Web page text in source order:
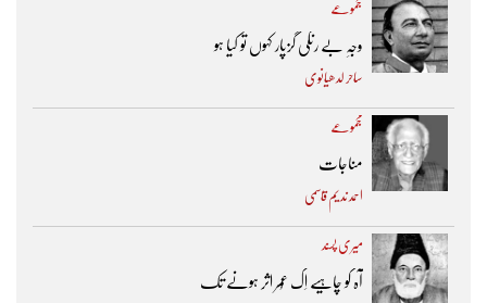
مجموعے
وجہِ بے رنگی گزپار کہوں تو کیا ہو
ساحر لدھیانوی
مجموعے
مناجات
احمد ندیم قاسمی
میری پسند
آہ کو چاہیے اِک عُمر اثر ہونے تک ​